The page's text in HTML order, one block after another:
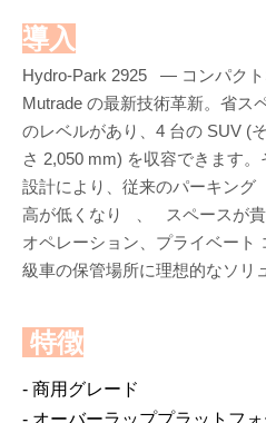
導入
Hydro-Park 2925 — コンパクト
Mutrade の最新技術革新。省ス
のレベルがあり、4 台の SUV (
さ 2,050 mm) を収容できます
設計により、従来のパーキング
高が低くなり 、 スペースが貴
オペレーション、プライベート
級車の保管場所に理想的なソリ
特徴
- 商用グレード
- オーバーラッププラットフ